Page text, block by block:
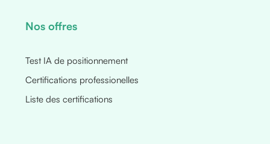
Nos offres
Test IA de positionnement
Certifications professionelles
Liste des certifications